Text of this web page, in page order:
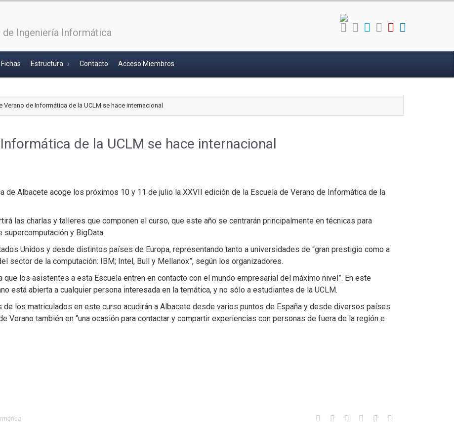
Ingeniería Informática
Fichas Estructura Contacto Acceso Miembros
Verano de Informática de la UCLM se hace internacional
de la UCLM se hace internacional
de Albacete acoge los próximos 10 y 11 de julio la XXVII edición de la Escuela de Verano de Informática de la
las charlas y talleres que componen el curso, que este año se centrarán principalmente en técnicas para
y BigData.
Unidos y desde distintos países de Europa, representando tanto a universidades de “gran prestigio como a
sector de la computación: IBM; Intel, Bull y Mellanox”, según los organizadores.
que los asistentes a esta Escuela entren en contacto con el mundo empresarial del máximo nivel”. En este
está abierta a cualquier persona interesada en la temática, y no sólo a estudiantes de la UCLM.
de los matriculados en este curso acudirán a Albacete desde varios puntos de España y desde diversos países
Verano también en “una ocasión para contactar y compartir experiencias con personas de fuera de la región e